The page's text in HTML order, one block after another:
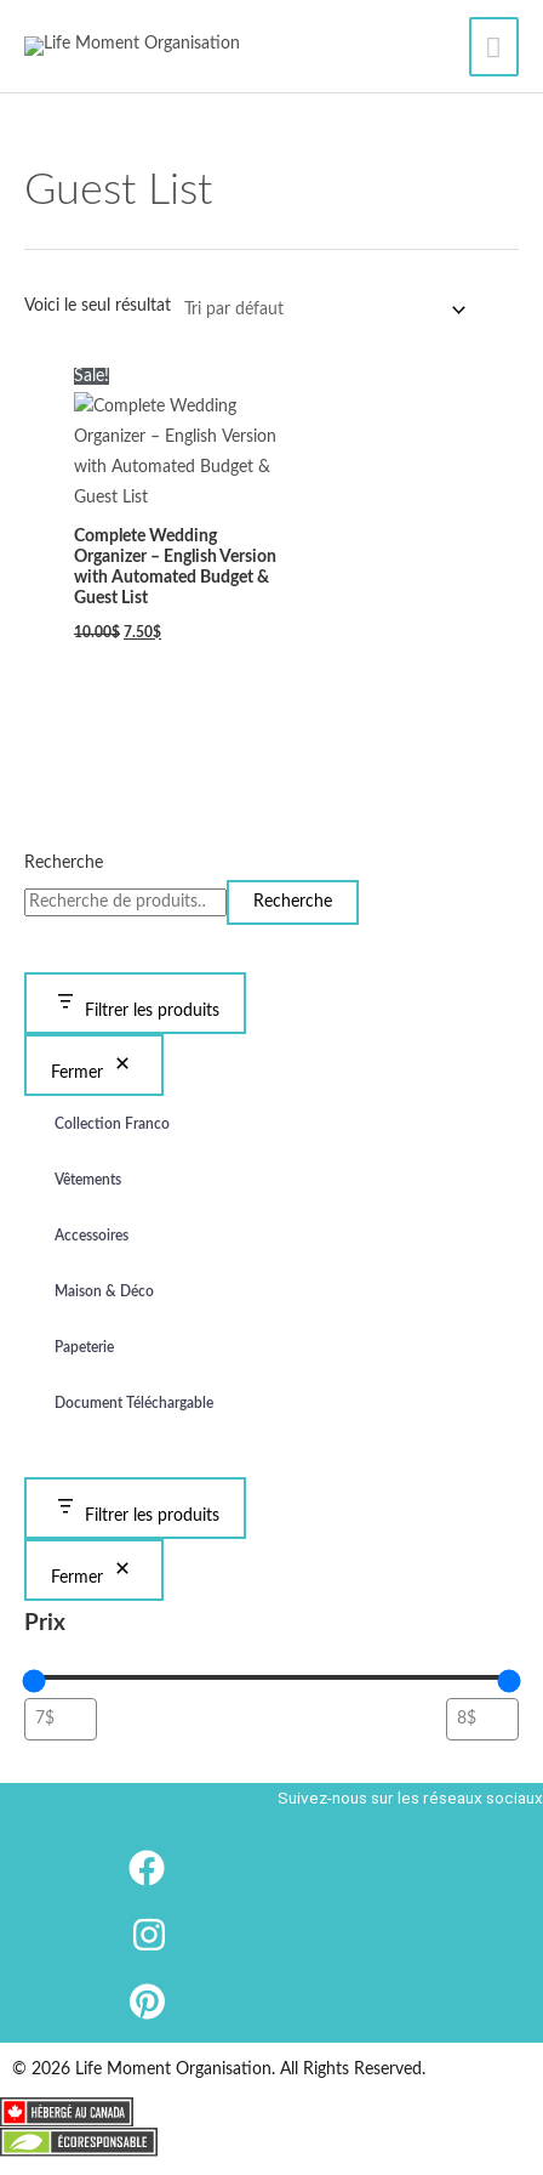
Recherche
Recherche
Filtrer les produits
Fermer
Collection Franco
Vêtements
Accessoires
Maison & Déco
Papeterie
Document Téléchargable
Filtrer les produits
Fermer
Prix
Guest List
Voici le seul résultat
Sale!
Complete Wedding
Organizer – English Version
with Automated Budget &
Guest List
10.00$
initial
était :
7.50$
actuel
est :
7.50$.
Suivez-nous sur les réseaux sociaux
© 2026 Life Moment Organisation. All Rights Reserved.